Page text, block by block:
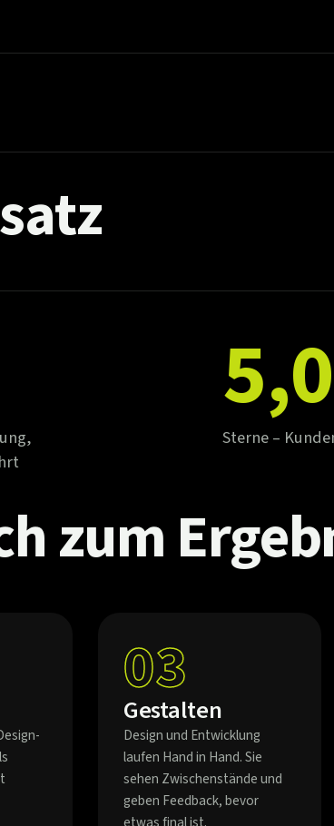
5,0
Sterne –
zum
03
Gestalten
Design und Entwicklung
laufen Hand in Hand. Sie
sehen Zwischenstände und
geben Feedback, bevor